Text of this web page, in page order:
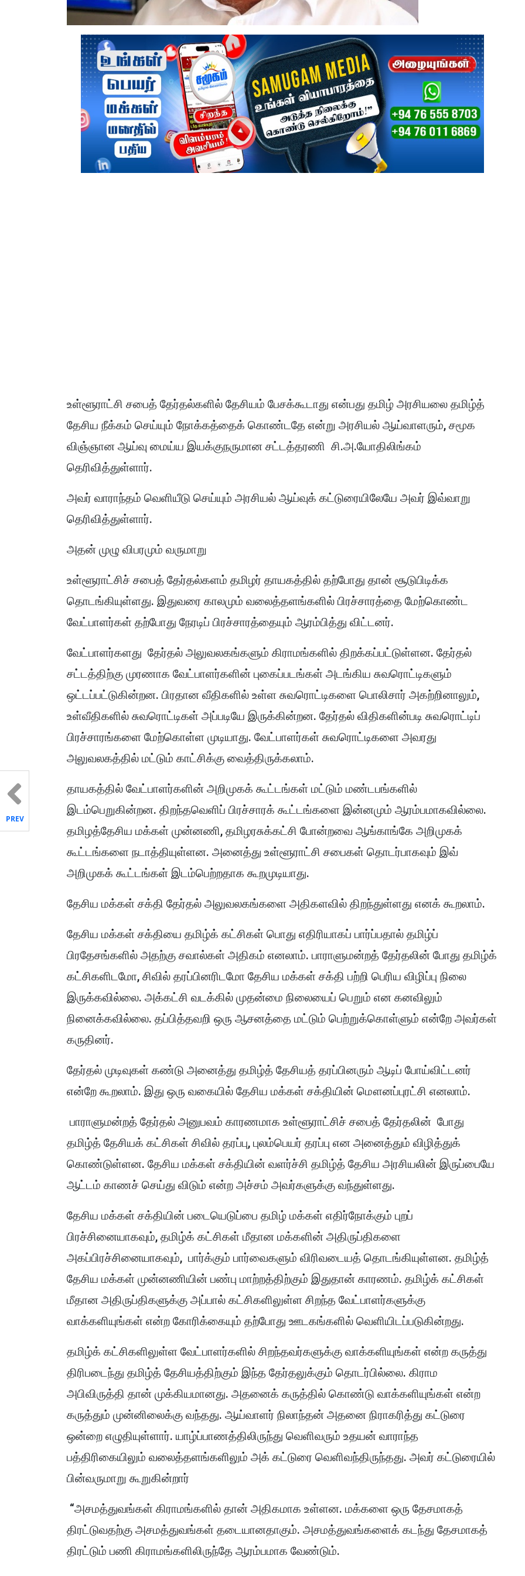
உள்ளூராட்சி சபைத் தேர்தல்களில் தேசியம் பேசக்கூடாது என்பது தமிழ் அரசியலை தமிழ்த்
தேசிய நீக்கம் செய்யும் நோக்கத்தைக் கொண்டதே என்று அரசியல் ஆய்வாளரும், சமூக
விஞ்ஞான ஆய்வு மைய்ய இயக்குநருமான சட்டத்தரணி சி.அ.யோதிலிங்கம்
தெரிவித்துள்ளார்.
அவர் வாராந்தம் வெளியீடு செய்யும் அரசியல் ஆய்வுக் கட்டுரையிலேயே அவர் இவ்வாறு
தெரிவித்துள்ளார்.
அதன் முழு விபரமும் வருமாறு
உள்ளூராட்சிச் சபைத் தேர்தல்களம் தமிழர் தாயகத்தில் தற்போது தான் சூடுபிடிக்க
தொடங்கியுள்ளது. இதுவரை காலமும் வலைத்தளங்களில் பிரச்சாரத்தை மேற்கொண்ட
வேட்பாளர்கள் தற்போது நேரடிப் பிரச்சாரத்தையும் ஆரம்பித்து விட்டனர்.
வேட்பாளர்களது தேர்தல் அலுவலகங்களும் கிராமங்களில் திறக்கப்பட்டுள்ளன. தேர்தல்
சட்டத்திற்கு முரணாக வேட்பாளர்களின் புகைப்படங்கள் அடங்கிய சுவரொட்டிகளும்
ஒட்டப்பட்டுகின்றன. பிரதான வீதிகளில் உள்ள சுவரொட்டிகளை பொலிசார் அகற்றினாலும்,
உள்வீதிகளில் சுவரொட்டிகள் அப்படியே இருக்கின்றன. தேர்தல் விதிகளின்படி சுவரொட்டிப்
பிரச்சாரங்களை மேற்கொள்ள முடியாது. வேட்பாளர்கள் சுவரொட்டிகளை அவரது
அலுவலகத்தில் மட்டும் காட்சிக்கு வைத்திருக்கலாம்.
தாயகத்தில் வேட்பாளர்களின் அறிமுகக் கூட்டங்கள் மட்டும் மண்டபங்களில்
இடம்பெறுகின்றன. திறந்தவெளிப் பிரச்சாரக் கூட்டங்களை இன்னமும் ஆரம்பமாகவில்லை.
தமிழத்தேசிய மக்கள் முன்னணி, தமிழரசுக்கட்சி போன்றவை ஆங்காங்கே அறிமுகக்
கூட்டங்களை நடாத்தியுள்ளன. அனைத்து உள்ளூராட்சி சபைகள் தொடர்பாகவும் இவ்
அறிமுகக் கூட்டங்கள் இடம்பெற்றதாக கூறமுடியாது.
தேசிய மக்கள் சக்தி தேர்தல் அலுவலகங்களை அதிகளவில் திறந்துள்ளது எனக் கூறலாம்.
தேசிய மக்கள் சக்தியை தமிழ்க் கட்சிகள் பொது எதிரியாகப் பார்ப்பதால் தமிழ்ப்
பிரதேசங்களில் அதற்கு சவால்கள் அதிகம் எனலாம். பாராளுமன்றத் தேர்தலின் போது தமிழ்க்
கட்சிகளிடமோ, சிவில் தரப்பினரிடமோ தேசிய மக்கள் சக்தி பற்றி பெரிய விழிப்பு நிலை
இருக்கவில்லை. அக்கட்சி வடக்கில் முதன்மை நிலையைப் பெறும் என கனவிலும்
நினைக்கவில்லை. தப்பித்தவறி ஒரு ஆசனத்தை மட்டும் பெற்றுக்கொள்ளும் என்றே அவர்கள்
கருதினர்.
தேர்தல் முடிவுகள் கண்டு அனைத்து தமிழ்த் தேசியத் தரப்பினரும் ஆடிப் போய்விட்டனர்
என்றே கூறலாம். இது ஒரு வகையில் தேசிய மக்கள் சக்தியின் மௌனப்புரட்சி எனலாம்.
பாராளுமன்றத் தேர்தல் அனுபவம் காரணமாக உள்ளூராட்சிச் சபைத் தேர்தலின் போது
தமிழ்த் தேசியக் கட்சிகள் சிவில் தரப்பு, புலம்பெயர் தரப்பு என அனைத்தும் விழித்துக்
கொண்டுள்ளன. தேசிய மக்கள் சக்தியின் வளர்ச்சி தமிழ்த் தேசிய அரசியலின் இருப்பையே
ஆட்டம் காணச் செய்து விடும் என்ற அச்சம் அவர்களுக்கு வந்துள்ளது.
தேசிய மக்கள் சக்தியின் படையெடுப்பை தமிழ் மக்கள் எதிர்நோக்கும் புறப்
பிரச்சினையாகவும், தமிழ்க் கட்சிகள் மீதான மக்களின் அதிருப்திகளை
அகப்பிரச்சினையாகவும், பார்க்கும் பார்வைகளும் விரிவடையத் தொடங்கியுள்ளன. தமிழ்த்
தேசிய மக்கள் முன்னணியின் பண்பு மாற்றத்திற்கும் இதுதான் காரணம். தமிழ்க் கட்சிகள்
மீதான அதிருப்திகளுக்கு அப்பால் கட்சிகளிலுள்ள சிறந்த வேட்பாளர்களுக்கு
வாக்களியுங்கள் என்ற கோரிக்கையும் தற்போது ஊடகங்களில் வெளியிடப்படுகின்றது.
தமிழ்க் கட்சிகளிலுள்ள வேட்பாளர்களில் சிறந்தவர்களுக்கு வாக்களியுங்கள் என்ற கருத்து
திரிபடைந்து தமிழ்த் தேசியத்திற்கும் இந்த தேர்தலுக்கும் தொடர்பில்லை. கிராம
அபிவிருத்தி தான் முக்கியமானது. அதனைக் கருத்தில் கொண்டு வாக்களியுங்கள் என்ற
கருத்தும் முன்னிலைக்கு வந்தது. ஆய்வாளர் நிலாந்தன் அதனை நிராகரித்து கட்டுரை
ஒன்றை எழுதியுள்ளார். யாழ்ப்பாணத்திலிருந்து வெளிவரும் உதயன் வாராந்த
பத்திரிகையிலும் வலைத்தளங்களிலும் அக் கட்டுரை வெளிவந்திருந்தது. அவர் கட்டுரையில்
பின்வருமாறு கூறுகின்றார்
“அசமத்துவங்கள் கிராமங்களில் தான் அதிகமாக உள்ளன. மக்களை ஒரு தேசமாகத்
திரட்டுவதற்கு அசமத்துவங்கள் தடையானதாகும். அசமத்துவங்களைக் கடந்து தேசமாகத்
திரட்டும் பணி கிராமங்களிலிருந்தே ஆரம்பமாக வேண்டும்.
PREV